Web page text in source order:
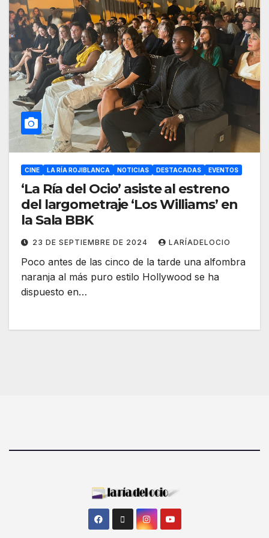
CINE LA RÍA ROJIBLANCA NOTICIAS DESTACADAS EVENTOS
‘La Ría del Ocio’ asiste al estreno
del largometraje ‘Los Williams’ en
la Sala BBK
23 DE SEPTIEMBRE DE 2024 LARÍADELOCIO
Poco antes de las cinco de la tarde una alfombra
naranja al más puro estilo Hollywood se ha
dispuesto en…